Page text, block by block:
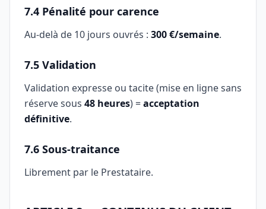
7.4 Pénalité pour carence
Au-delà de 10 jours ouvrés : 300 €/semaine.
7.5 Validation
Validation expresse ou tacite (mise en ligne sans
réserve sous 48 heures) =acceptation
définitive.
7.6 Sous-traitance
Librement par le Prestataire.